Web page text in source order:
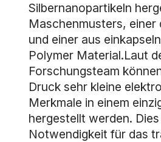
Silbernanopartikeln
Maschenmusters, einer
und einer aus
Polymer Material.Laut
Forschungsteam
Druck sehr kleine
Merkmale in einem
hergestellt werden.
Notwendigkeit für das